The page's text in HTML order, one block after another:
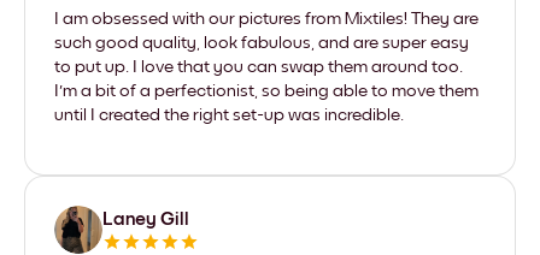
I am obsessed with our pictures from Mixtiles! They are
such good quality, look fabulous, and are super easy
to put up. I love that you can swap them around too.
I'm a bit of a perfectionist, so being able to move them
until I created the right set-up was incredible.
Laney Gill